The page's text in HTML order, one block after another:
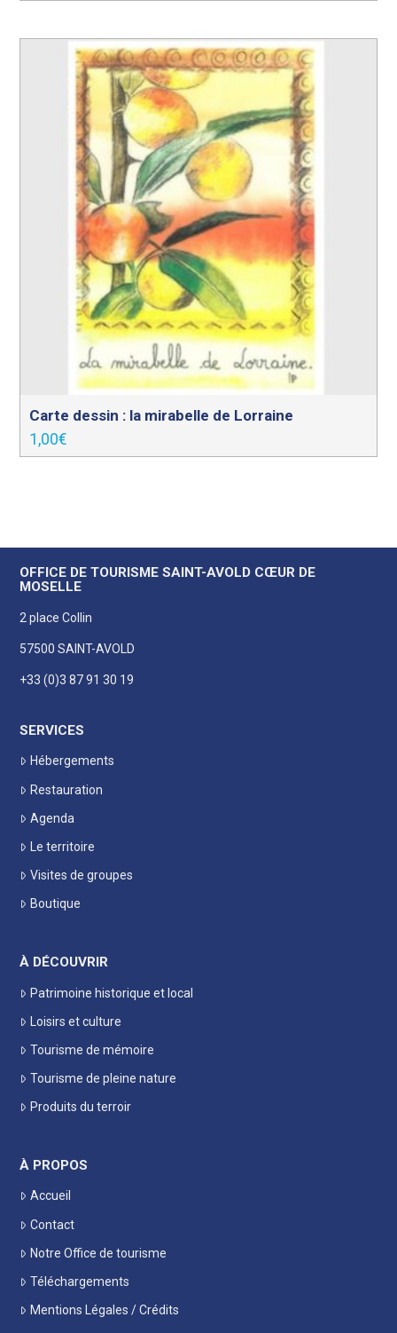
Carte dessin : la mirabelle de Lorraine
1,00€
OFFICE DE TOURISME SAINT-AVOLD CŒUR DE
MOSELLE
2 place Collin
57500 SAINT-AVOLD
+33 (0)3 87 91 30 19
SERVICES
Hébergements
Restauration
Agenda
Le territoire
Visites de groupes
Boutique
À DÉCOUVRIR
Patrimoine historique et local
Loisirs et culture
Tourisme de mémoire
Tourisme de pleine nature
Produits du terroir
À PROPOS
Accueil
Contact
Notre Office de tourisme
Téléchargements
Mentions Légales / Crédits